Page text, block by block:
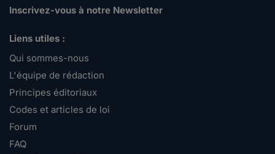
Inscrivez-vous à notre Newsletter
Liens utiles :
Qui sommes-nous
L'équipe de rédaction
Principes éditoriaux
Codes et articles de loi
Forum
FAQ